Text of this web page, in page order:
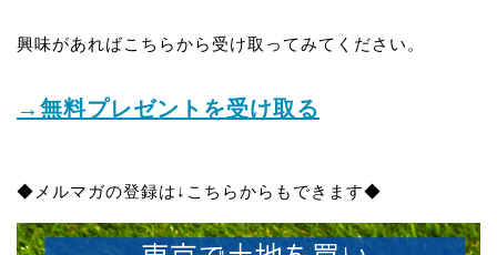
興味があればこちらから受け取ってみてください。
→無料プレゼントを受け取る
◆メルマガの登録は↓こちらからもできます◆